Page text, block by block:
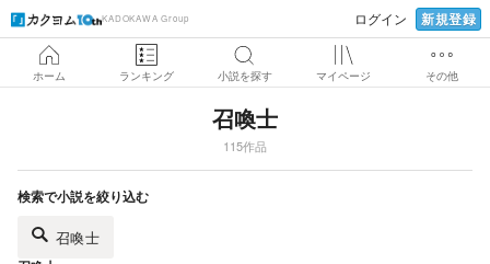
KADOKAWA Group ログイン 新規登録
ホーム ランキング 小説を探す マイページ その他
召喚士
115作品
検索で小説を絞り込む
召喚士